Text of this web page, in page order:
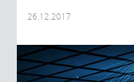
26.12.2017